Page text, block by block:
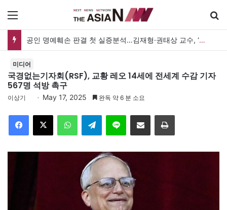
메뉴
공인 명예훼손 판결 첫 실증분석…김재형·권태상 교수, ‘공인 보도준칙’ 제안도
미디어
국경없는기자회(RSF), 교황 레오 14세에 전세계 수감 기자
567명 석방 촉구
이상기 May 17, 2025 완독 약 6 분 소요
Facebook
X WhatsAppTelegramLine 이메일 인쇄